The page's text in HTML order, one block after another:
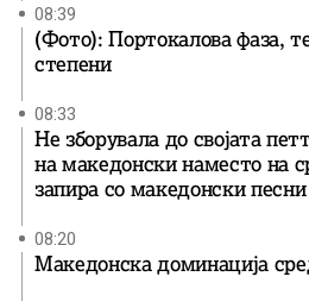
08:39
(Фото): Портокалова фаза,
степени
08:33
Не зборувала до својата
на македонски наместо на
запира со македонски песни
08:20
Македонска доминација